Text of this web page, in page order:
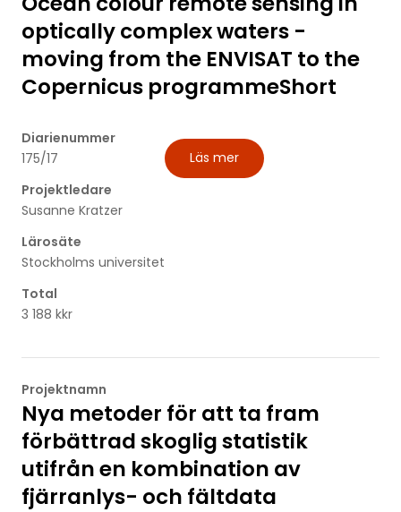
optically complex waters -
moving from the ENVISAT to the
Copernicus programmeShort
Diarienummer
175/17
Projektledare
Susanne Kratzer
Lärosäte
Stockholms universitet
Total
3 188 kkr
Läs mer
Projektnamn
Nya metoder för att ta fram
förbättrad skoglig statistik
utifrån en kombination av
fjärranlys- och fältdata